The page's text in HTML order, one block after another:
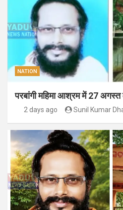
NATION
परबांगी महिमा आश्रम में 27
2 days ago Sunil Kumar